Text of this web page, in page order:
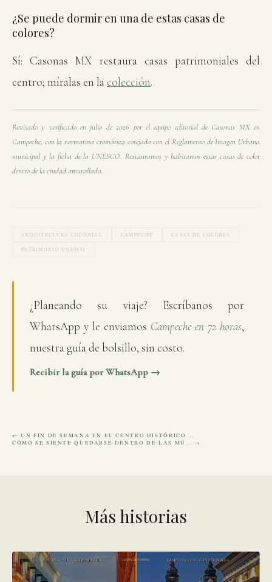
¿Se puede dormir en una de estas casas de
colores?
Sí: Casonas MX restaura casas patrimoniales del
centro; míralas en la colección.
Revisado y verificado en julio de 2026 por el equipo editorial de Casonas MX en
Campeche, con la normativa cromática cotejada con el Reglamento de Imagen Urbana
municipal y la ficha de la UNESCO. Restauramos y habitamos estas casas de color
dentro de la ciudad amurallada.
ARQUITECTURA COLONIAL CAMPECHE CASAS DE COLORES
PATRIMONIO UNESCO
¿Planeando su viaje? Escríbanos por
WhatsApp y le enviamos Campeche en 72 horas,
nuestra guía de bolsillo, sin costo.
Recibir la guía por WhatsApp →
← UN FIN DE SEMANA EN EL CENTRO HISTÓRICO …
CÓMO SE SIENTE QUEDARSE DENTRO DE LAS MU… →
Más historias